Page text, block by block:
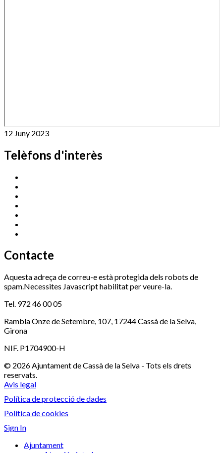
12 Juny 2023
Telèfons d'interès
Contacte
Aquesta adreça de correu-e està protegida dels robots de
spam.Necessites Javascript habilitat per veure-la.
Tel. 972 46 00 05
Rambla Onze de Setembre, 107, 17244 Cassà de la Selva,
Girona
NIF. P1704900-H
© 2026 Ajuntament de Cassà de la Selva - Tots els drets
reservats.
Avis legal
Política de protecció de dades
Política de cookies
Sign In
Ajuntament